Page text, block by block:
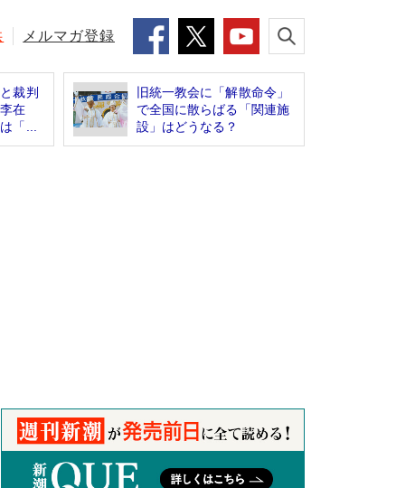
メルマガ登録
裁判
在
「...
旧統一教会に「解散命令」
で全国に散らばる「関連施
設」はどうなる？